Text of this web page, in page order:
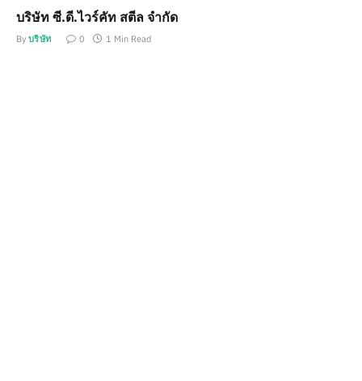
บริษัท ซี.ดี.ไวร์คัท สตีล จำกัด
By บริษัท 0 1 Min Read